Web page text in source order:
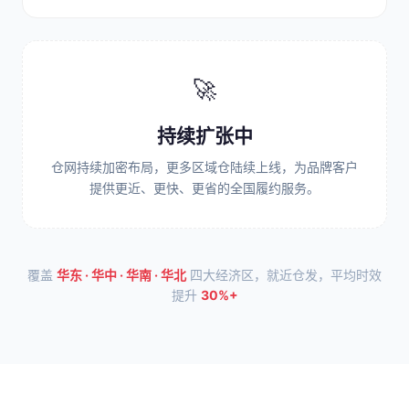
🚀
持续扩张中
仓网持续加密布局，更多区域仓陆续上线，为品牌客户
提供更近、更快、更省的全国履约服务。
覆盖 华东 · 华中 · 华南 · 华北四大经济区，就近仓发，平均时效
提升 30%+